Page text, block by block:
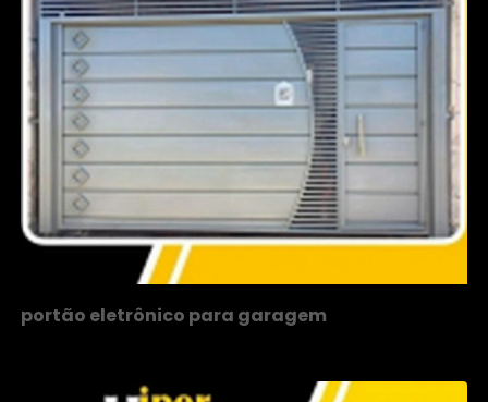
portão eletrônico para garagem